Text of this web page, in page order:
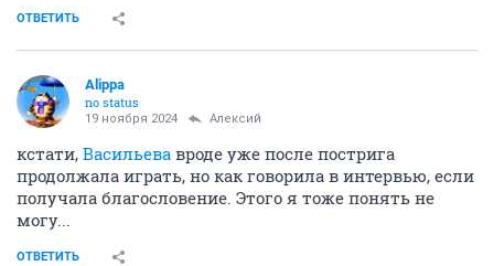
ОТВЕТИТЬ
Alippa
no status
19 ноября 2024 Алексий
кстати, Васильева вроде уже после пострига
продолжала играть, но как говорила в интервью, если
получала благословение. Этого я тоже понять не
могу...
ОТВЕТИТЬ